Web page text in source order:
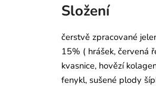
Složení
čerstvě zpracované
15% ( hrášek, červená
kvasnice, hovězí
fenykl, sušené plody